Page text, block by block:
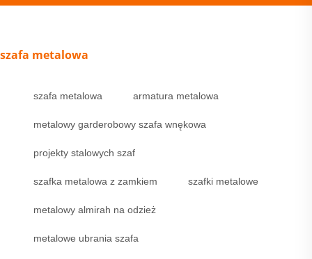
szafa metalowa
szafa metalowa armatura metalowa
metalowy garderobowy szafa wnękowa
projekty stalowych szaf
szafka metalowa z zamkiem szafki metalowe
metalowy almirah na odzież
metalowe ubrania szafa